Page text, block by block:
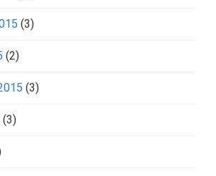
(3)
(2)
(3)
(3)